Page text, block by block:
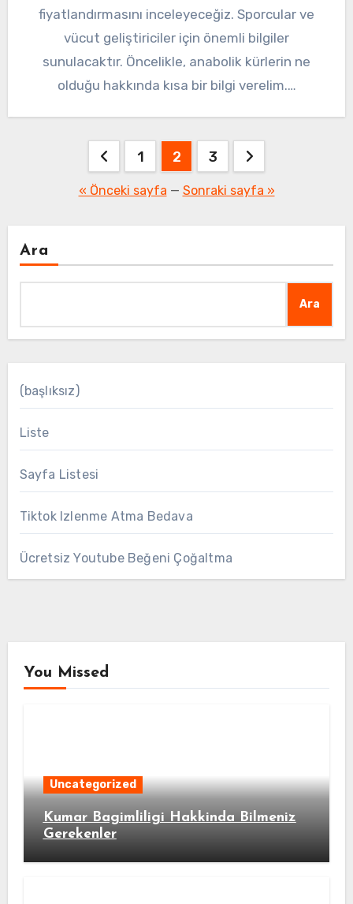
fiyatlandırmasını inceleyeceğiz. Sporcular ve
vücut geliştiriciler için önemli bilgiler
sunulacaktır. Öncelikle, anabolik kürlerin ne
olduğu hakkında kısa bir bilgi verelim.…
sayfalaması
1 2 3
« Önceki sayfa — Sonraki sayfa »
Ara
Ara
(başlıksız)
Liste
Sayfa Listesi
Tiktok Izlenme Atma Bedava
Ücretsiz Youtube Beğeni Çoğaltma
You Missed
Uncategorized
Kumar Bagimliligi Hakkinda Bilmeniz
Gerekenler